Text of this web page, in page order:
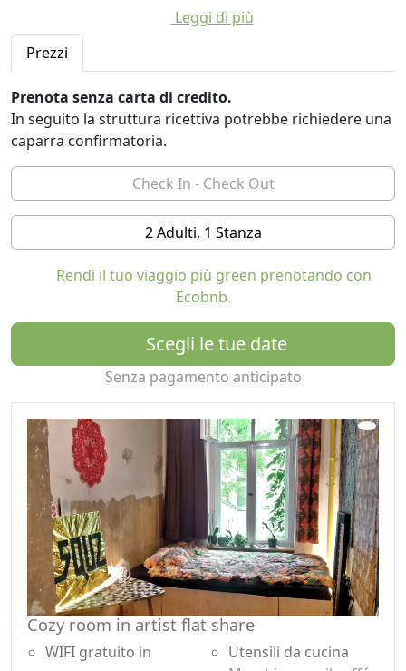
Siamo una socievole condivisione di appartamenti con
ampi interessi. Siamo anche professionisti responsabili
nel campo delle arti che amano incontrare persone e
invitare amici a casa, ma di tanto in tanto godiamo
anche della calma. # LGBTQIA + #POC #CYBORGS
inclusi.
Leggi di più
Prezzi
Prenota senza carta di credito.
In seguito la struttura ricettiva potrebbe richiedere una
caparra confirmatoria.
2 Adulti, 1 Stanza
Rendi il tuo viaggio più green prenotando con
Ecobnb.
Scegli le tue date
Senza pagamento anticipato
Cozy room in artist flat share
WIFI gratuito in
Utensili da cucina